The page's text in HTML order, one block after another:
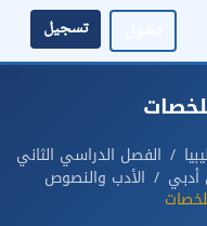
تسجيل
ليبيا
الفصل الدراسي الثاني
أدبي
الأدب والنصوص